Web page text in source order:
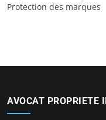
Protection des marques
AVOCAT PROPRIETE